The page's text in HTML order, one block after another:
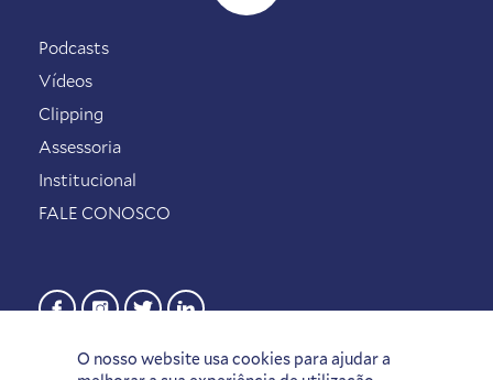
O nosso website usa cookies para ajudar a
Podcasts
Vídeos
Clipping
Assessoria
Institucional
FALE CONOSCO